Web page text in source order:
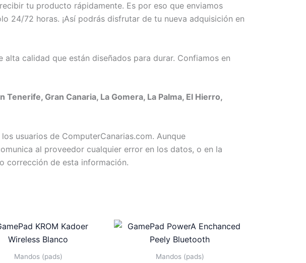
tu producto rápidamente. Es por eso que enviamos
24/72 horas. ¡Así podrás disfrutar de tu nueva adquisición en
calidad que están diseñados para durar. Confiamos en
Gran Canaria, La Gomera, La Palma, El Hierro,
usuarios de ComputerCanarias.com. Aunque
al proveedor cualquier error en los datos, o en la
corrección de esta información.
Mandos (pads) Mandos (pads)